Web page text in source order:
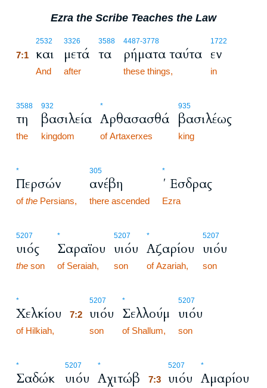
Ezra the Scribe Teaches the Law
2532
7:1 και
And
3326
μετά
after
3588
τα
4487-3778
ρήματα ταύτα
these things,
1722
εν
in
3588
τη
the
932
βασιλεία
kingdom
*
Αρθασασθά
of Artaxerxes
935
βασιλέως
king
*
Περσών
ofthe Persians,
305
ανέβη
there ascended
*
΄ Εσδρας
Ezra
5207
υιός
the son
*
Σαραϊου
of Seraiah,
5207
υιόυ
son
*
Αζαρίου
of Azariah,
5207
υιόυ
son
*
Χελκίου
of Hilkiah,
5207
7:2 υιόυ
son
*
Σελλούμ
of Shallum,
5207
υιόυ
son
*
Σαδώκ
5207
υιόυ
*
Αχιτώβ
5207
7:3 υιόυ
*
Αμαρίου